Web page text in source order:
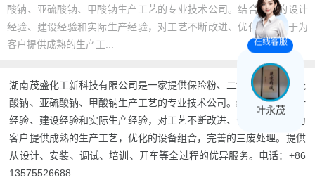
酸钠、亚硫酸钠、甲酸钠生产工艺的专业技术公司。结合多年的设计
经验、建设经验和实际生产经验，对工艺不断改进、优化，致力于为
客户提供成熟的生产工...
湖南茂盛化工新科技有限公司是一家提供保险粉、二氧化硫、焦亚硫
酸钠、亚硫酸钠、甲酸钠生产工艺的专业技术公司。结合多年的设计
经验、建设经验和实际生产经验，对工艺不断改进、优化，致力于为
客户提供成熟的生产工艺，优化的设备组合，完善的三废处理。提供
从设计、安装、调试、培训、开车等全过程的优异服务。电话：+86
13575526688
在线客服
叶永茂